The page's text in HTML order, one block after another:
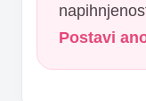
Postavi